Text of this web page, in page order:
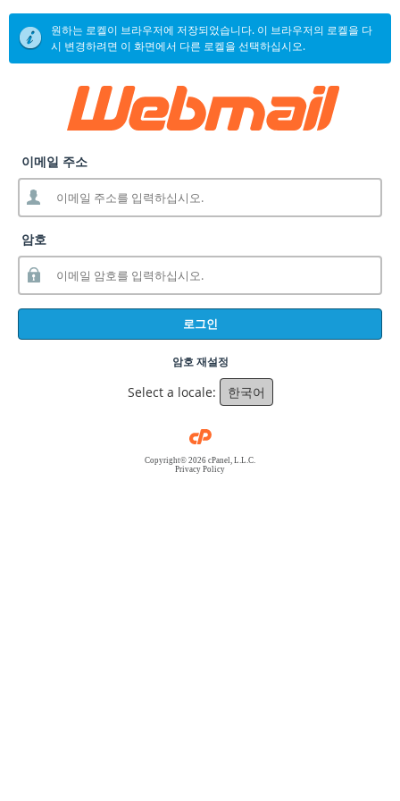
원하는 로켈이 브라우저에 저장되었습니다. 이 브라우저의 로켈을 다
시 변경하려면 이 화면에서 다른 로켈을 선택하십시오.
이메일 주소
암호
로그인
암호 재설정
Select a locale: 한국어
Copyright© 2026 cPanel, L.L.C.
Privacy Policy